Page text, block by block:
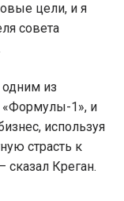
цели, и я
совета
одним из
«Формулы-1», и
используя
страсть к
Креган.